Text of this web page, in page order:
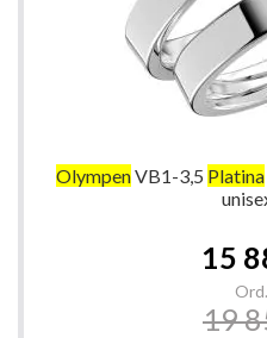
OlympenVB1-3,5 Platina
15
19